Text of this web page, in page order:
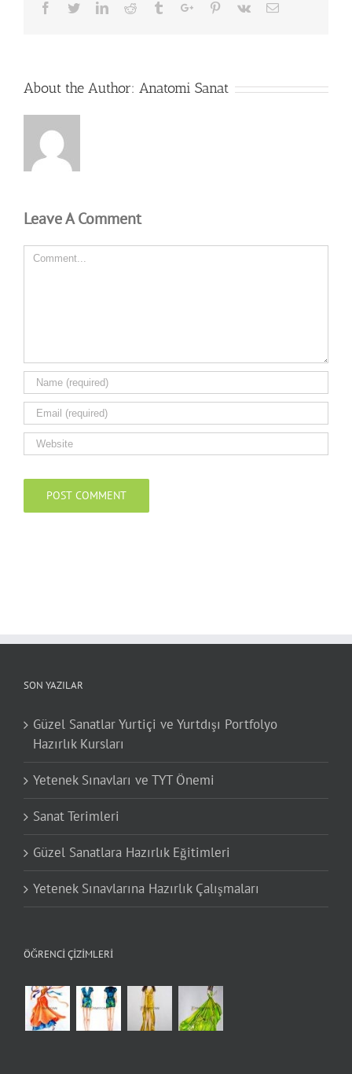
Facebook
TwitterLinkedinReddit TumblrGoogle+Pinterest
Vk Email
About the Author: Anatomi Sanat
Leave A Comment
Comment
SON YAZILAR
Güzel Sanatlar Yurtiçi ve Yurtdışı Portfolyo
Hazırlık Kursları
Yetenek Sınavları ve TYT Önemi
Sanat Terimleri
Güzel Sanatlara Hazırlık Eğitimleri
Yetenek Sınavlarına Hazırlık Çalışmaları
ÖĞRENCI ÇIZIMLERI